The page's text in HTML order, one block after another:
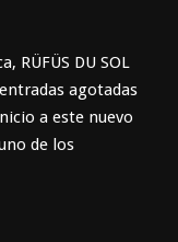
RÜFÜS DU SOL
agotadas
a este nuevo
de los